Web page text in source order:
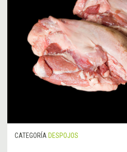
CATEGORÍA DESPOJOS